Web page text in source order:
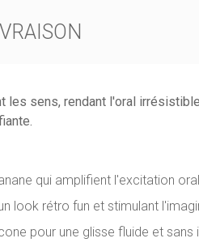
sens, rendant l'oral
qui amplifient l'excitation
look rétro fun et stimulant
pour une glisse fluide et sans